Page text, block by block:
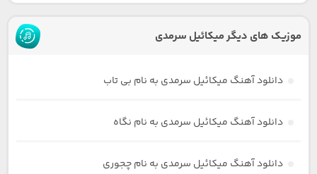
موزیک های دیگر میکائیل سرمدی
دانلود آهنگ میکائیل سرمدی به نام بی تاب
دانلود آهنگ میکائیل سرمدی به نام نگاه
دانلود آهنگ میکائیل سرمدی به نام چجوری